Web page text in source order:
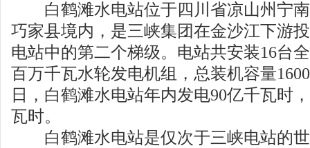
白鹤滩水电站位于四川省凉山州宁南
巧家县境内，是三峡集团在金沙江下游
电站中的第二个梯级。电站共安装16台
百万千瓦水轮发电机组，总装机容量
日，白鹤滩水电站年内发电90亿千瓦时
瓦时。
白鹤滩水电站是仅次于三峡电站的世